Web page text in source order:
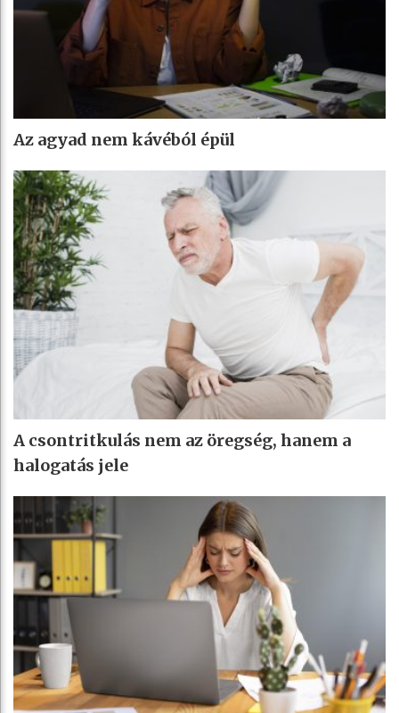
Az agyad nem kávéból épül
A csontritkulás nem az öregség, hanem a
halogatás jele